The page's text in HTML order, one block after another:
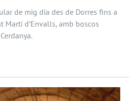
de mig dia des de Dorres fins a
Martí d’Envalls, amb boscos